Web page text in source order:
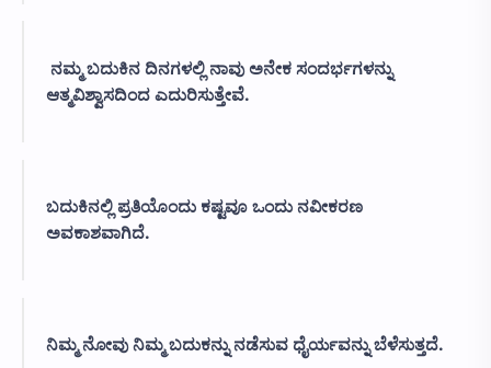
ನಮ್ಮ ಬದುಕಿನ ದಿನಗಳಲ್ಲಿ ನಾವು ಅನೇಕ ಸಂದರ್ಭಗಳನ್ನು
ಆತ್ಮವಿಶ್ವಾಸದಿಂದ ಎದುರಿಸುತ್ತೇವೆ.
ಬದುಕಿನಲ್ಲಿ ಪ್ರತಿಯೊಂದು ಕಷ್ಟವೂ ಒಂದು ನವೀಕರಣ
ಅವಕಾಶವಾಗಿದೆ.
ನಿಮ್ಮ ನೋವು ನಿಮ್ಮ ಬದುಕನ್ನು ನಡೆಸುವ ಧೈರ್ಯವನ್ನು ಬೆಳೆಸುತ್ತದೆ.